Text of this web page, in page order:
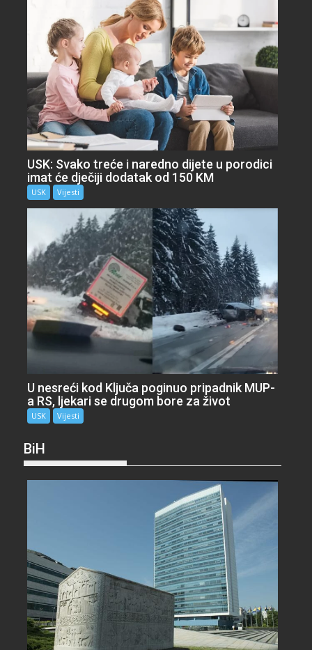
USK: Svako treće i naredno dijete u porodici
imat će dječiji dodatak od 150 KM
USK Vijesti
U nesreći kod Ključa poginuo pripadnik MUP-
a RS, ljekari se drugom bore za život
USK Vijesti
BiH